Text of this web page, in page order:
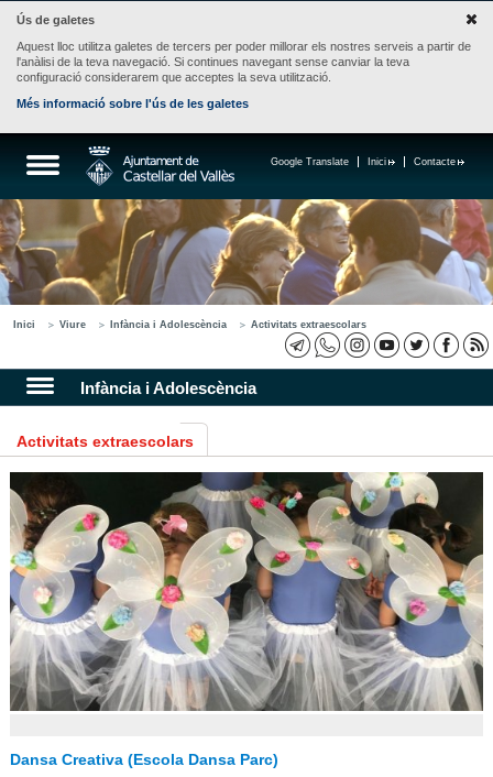
Ús de galetes
Aquest lloc utilitza galetes de tercers per poder millorar els nostres serveis a partir de
l'anàlisi de la teva navegació. Si continues navegant sense canviar la teva
configuració considerarem que acceptes la seva utilització.
Més informació sobre l'ús de les galetes
Contacte
Inici
Google Translate
Inici Viure Infància i Adolescència Activitats extraescolars
Infància i Adolescència
Activitats extraescolars
Dansa Creativa (Escola Dansa Parc)